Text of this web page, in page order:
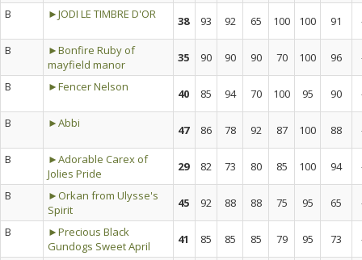
B
►JODI LE TIMBRE D'OR 38 93 92 65 100 100 91
B
►Bonfire Ruby of
mayfield manor
35 90 90 90 70 100 96
B
►Fencer Nelson 40 85 94 70 100 95 90
B
►Abbi 47 86 78 92 87 100 88
B
►Adorable Carex of
Jolies Pride
29 82 73 80 85 100 94
B
►Orkan from Ulysse's
Spirit
45 92 88 88 75 95 65
B
►Precious Black
Gundogs Sweet April
41 85 85 85 79 95 73